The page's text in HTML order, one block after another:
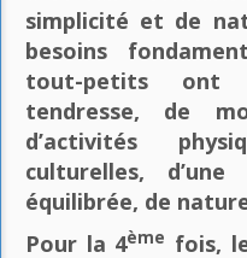
simplicité et de
besoins
tout-petits ont
tendresse, de
d’activités
culturelles,
équilibrée, de
Pour la 4ème fois,